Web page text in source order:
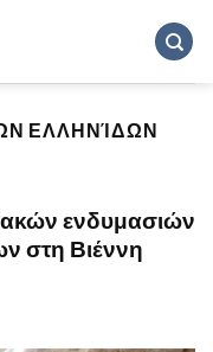
ΕΛΛΗΝΊΔΩΝ
ενδυμασιών
στη Βιέννη